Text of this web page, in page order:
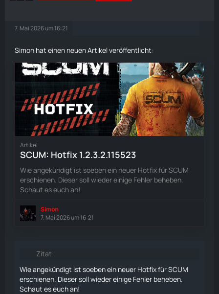
7. Mai 2026 um 16:21
Simon hat einen neuen Artikel veröffentlicht:
Artikel
SCUM: Hotfix 1.2.3.2.115523
Wie angekündigt ist soeben ein neuer Hotfix für SCUM
erschienen. Dieser soll wieder einige Fehler beheben.
Schaut es euch an!
Simon
7. Mai 2026 um 16:21
Zitat
Wie angekündigt ist soeben ein neuer Hotfix für SCUM
erschienen. Dieser soll wieder einige Fehler beheben.
Schaut es euch an!